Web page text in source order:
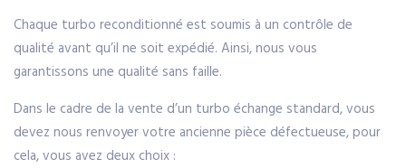
Chaque turbo reconditionné est soumis à un contrôle de
qualité avant qu’il ne soit expédié. Ainsi, nous vous
garantissons une qualité sans faille.
Dans le cadre de la vente d’un turbo échange standard, vous
devez nous renvoyer votre ancienne pièce défectueuse, pour
cela, vous avez deux choix :